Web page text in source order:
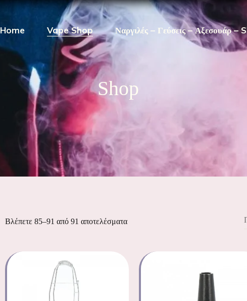
Home Vape Shop Ναργιλές – Γεύσεις – Αξεσουάρ –
Shop
Βλέπετε 85–91 από 91 αποτελέσματα